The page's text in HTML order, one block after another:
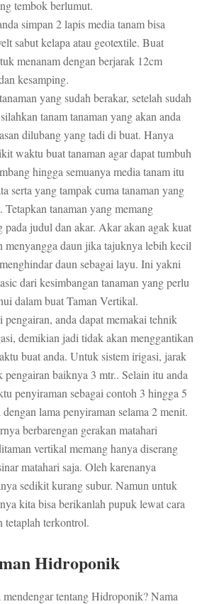
tembok berlumut.
simpan 2 lapis media tanam bisa
sabut kelapa atau geotextile. Buat
menanam dengan berjarak 12cm
kesamping.
yang sudah berakar, setelah sudah
tanam tanaman yang akan anda
dilubang yang tadi di buat. Hanya
waktu buat tanaman agar dapat tumbuh
hingga semuanya media tanam itu
serta yang tampak cuma tanaman yang
Tetapkan tanaman yang memang
pada judul dan akar. Akar akan agak kuat
menyangga daun jika tajuknya lebih kecil
daun sebagai layu. Ini yakni
dari kesimbangan tanaman yang perlu
dalam buat Taman Vertikal.
pengairan, anda dapat memakai tehnik
demikian jadi tidak akan menggantikan
buat anda. Untuk sistem irigasi, jarak
pengairan baiknya 3 mtr.. Selain itu anda
penyiraman sebagai contoh 3 hingga 5
lama penyiraman selama 2 menit.
berbarengan gerakan matahari
vertikal memang hanya diserang
matahari saja. Oleh karenanya
sedikit kurang subur. Namun untuk
kita bisa berikanlah pupuk lewat cara
tetaplah terkontrol.
Hidroponik
mendengar tentang Hidroponik? Nama